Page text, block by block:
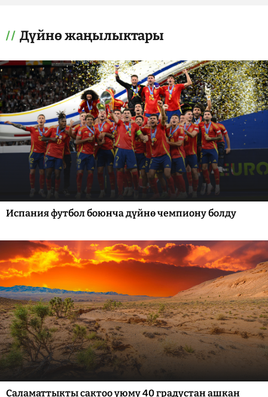
Дүйнө жаңылыктары
Испания футбол боюнча дүйнө чемпиону болду
Саламаттыкты сактоо уюму 40 градустан ашкан